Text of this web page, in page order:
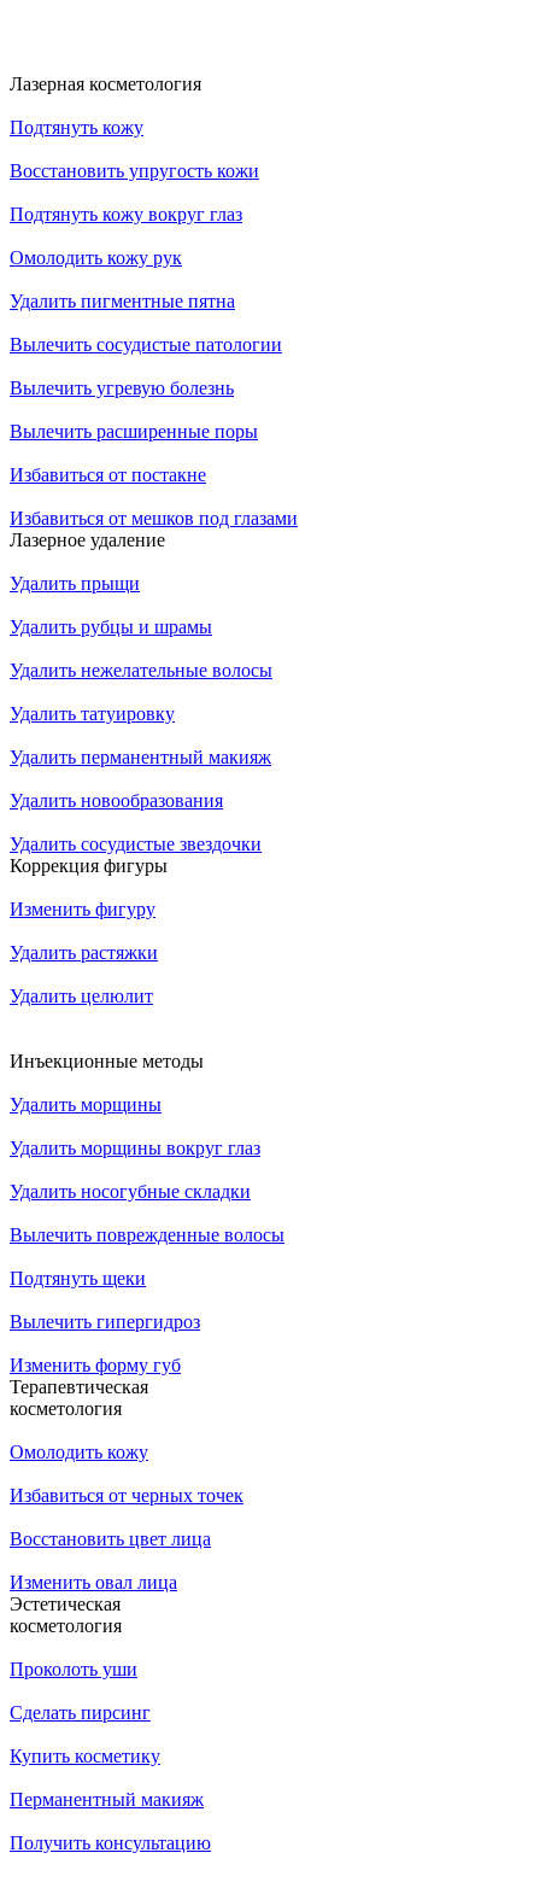
Лазерная косметология
Подтянуть кожу
Восстановить упругость кожи
Подтянуть кожу вокруг глаз
Омолодить кожу рук
Удалить пигментные пятна
Вылечить сосудистые патологии
Вылечить угревую болезнь
Вылечить расширенные поры
Избавиться от постакне
Избавиться от мешков под глазами
Лазерное удаление
Удалить прыщи
Удалить рубцы и шрамы
Удалить нежелательные волосы
Удалить татуировку
Удалить перманентный макияж
Удалить новообразования
Удалить сосудистые звездочки
Коррекция фигуры
Изменить фигуру
Удалить растяжки
Удалить целюлит
Инъекционные методы
Удалить морщины
Удалить морщины вокруг глаз
Удалить носогубные складки
Вылечить поврежденные волосы
Подтянуть щеки
Вылечить гипергидроз
Изменить форму губ
Терапевтическая
косметология
Омолодить кожу
Избавиться от черных точек
Восстановить цвет лица
Изменить овал лица
Эстетическая
косметология
Проколоть уши
Сделать пирсинг
Купить косметику
Перманентный макияж
Получить консультацию